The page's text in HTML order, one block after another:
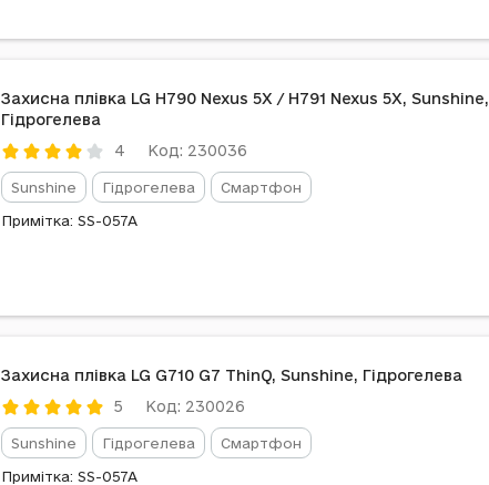
Захисна плівка LG H790 Nexus 5X / H791 Nexus 5X, Sunshine,
Гідрогелева
4
Код: 230036
Sunshine Гідрогелева Смартфон
Примітка: SS-057A
Захисна плівка LG G710 G7 ThinQ, Sunshine, Гідрогелева
5
Код: 230026
Sunshine Гідрогелева Смартфон
Примітка: SS-057A